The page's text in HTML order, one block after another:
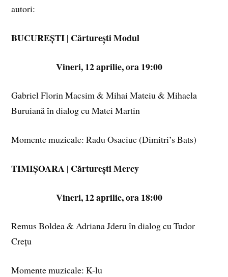
autori:
BUCUREȘTI | Cărturești Modul
Vineri, 12 aprilie, ora 19:00
Gabriel Florin Macsim & Mihai Mateiu & Mihaela
Buruiană în dialog cu Matei Martin
Momente muzicale: Radu Osaciuc (Dimitri’s Bats)
TIMIȘOARA | Cărturești Mercy
Vineri, 12 aprilie, ora 18:00
Remus Boldea & Adriana Jderu în dialog cu Tudor
Crețu
Momente muzicale: K-lu